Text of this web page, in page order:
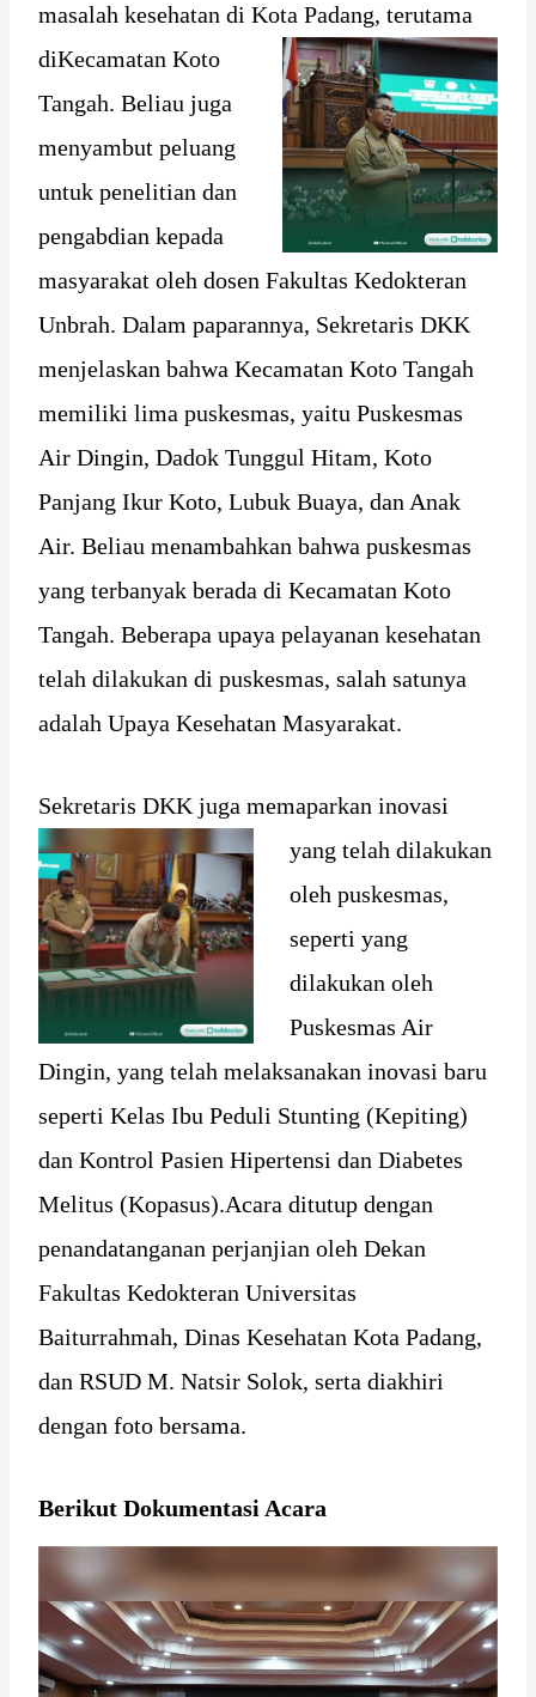
masalah kesehatan di Kota Padang, terutama
diKecamatan Koto
Tangah. Beliau juga
menyambut peluang
untuk penelitian dan
pengabdian kepada
masyarakat oleh dosen Fakultas Kedokteran
Unbrah. Dalam paparannya, Sekretaris DKK
menjelaskan bahwa Kecamatan Koto Tangah
memiliki lima puskesmas, yaitu Puskesmas
Air Dingin, Dadok Tunggul Hitam, Koto
Panjang Ikur Koto, Lubuk Buaya, dan Anak
Air. Beliau menambahkan bahwa puskesmas
yang terbanyak berada di Kecamatan Koto
Tangah. Beberapa upaya pelayanan kesehatan
telah dilakukan di puskesmas, salah satunya
adalah Upaya Kesehatan Masyarakat.
Sekretaris DKK juga memaparkan inovasi
yang telah dilakukan
oleh puskesmas,
seperti yang
dilakukan oleh
Puskesmas Air
Dingin, yang telah melaksanakan inovasi baru
seperti Kelas Ibu Peduli Stunting (Kepiting)
dan Kontrol Pasien Hipertensi dan Diabetes
Melitus (Kopasus).Acara ditutup dengan
penandatanganan perjanjian oleh Dekan
Fakultas Kedokteran Universitas
Baiturrahmah, Dinas Kesehatan Kota Padang,
dan RSUD M. Natsir Solok, serta diakhiri
dengan foto bersama.
Berikut Dokumentasi Acara